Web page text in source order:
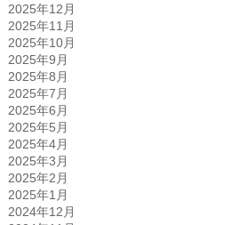
2025年12月
2025年11月
2025年10月
2025年9月
2025年8月
2025年7月
2025年6月
2025年5月
2025年4月
2025年3月
2025年2月
2025年1月
2024年12月